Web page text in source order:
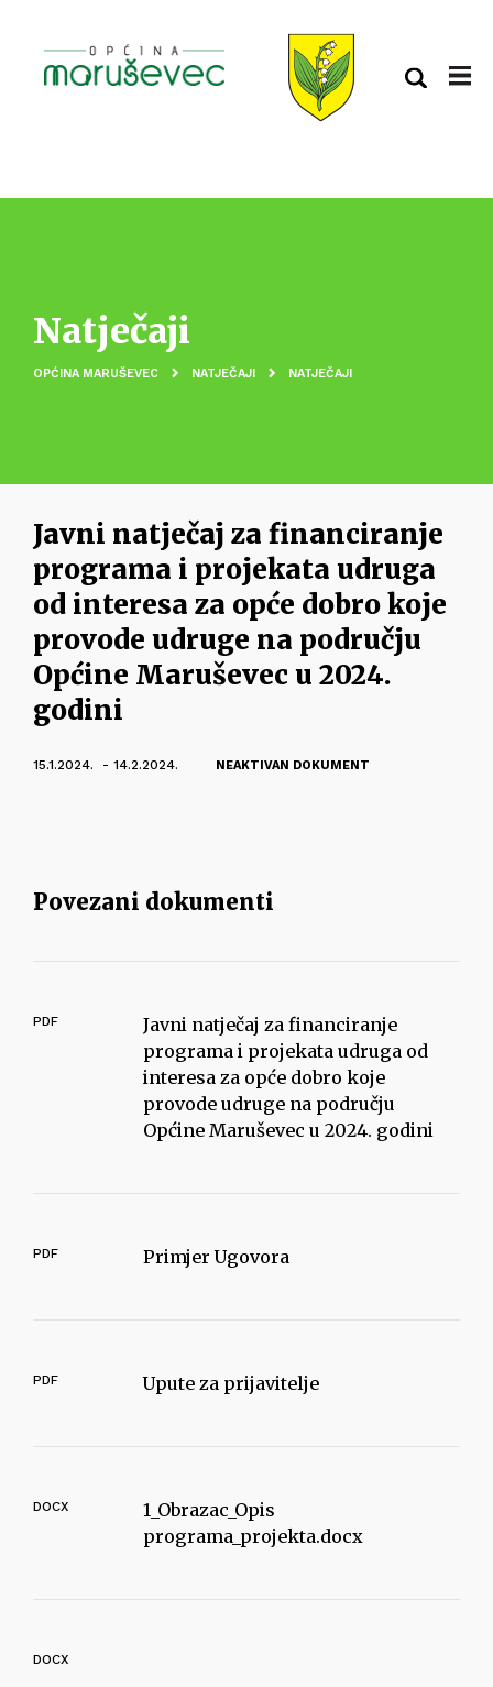
Natječaji
OPĆINA MARUŠEVEC NATJEČAJI NATJEČAJI
Javni natječaj za financiranje
programa i projekata udruga
od interesa za opće dobro koje
provode udruge na području
Općine Maruševec u 2024.
godini
15.1.2024. - 14.2.2024. NEAKTIVAN DOKUMENT
Povezani dokumenti
PDF
Javni natječaj za financiranje
programa i projekata udruga od
interesa za opće dobro koje
provode udruge na području
Općine Maruševec u 2024. godini
PDF Primjer Ugovora
PDF Upute za prijavitelje
DOCX
1_Obrazac_Opis
programa_projekta.docx
DOCX